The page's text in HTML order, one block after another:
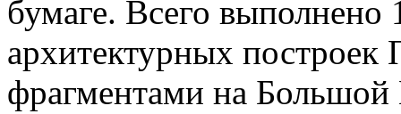
бумаге. Всего выполнено
архитектурных построек
фрагментами на